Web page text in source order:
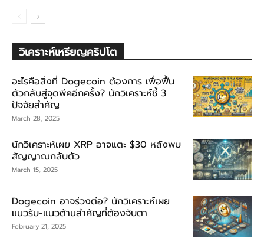
วิเคราะห์เหรียญคริปโต
อะไรคือสิ่งที่ Dogecoin ต้องการ เพื่อฟื้น
ตัวกลับสู่จุดพีคอีกครั้ง? นักวิเคราะห์ชี้ 3
ปัจจัยสำคัญ
March 28, 2025
นักวิเคราะห์เผย XRP อาจแตะ $30 หลังพบ
สัญญาณกลับตัว
March 15, 2025
Dogecoin อาจร่วงต่อ? นักวิเคราะห์เผย
แนวรับ-แนวต้านสำคัญที่ต้องจับตา
February 21, 2025